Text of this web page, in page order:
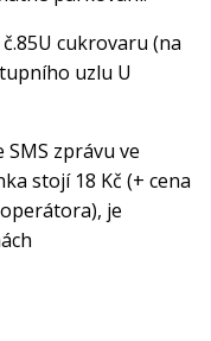
cukrovaru (na
uzlu U
zprávu ve
stojí 18 Kč (+ cena
je